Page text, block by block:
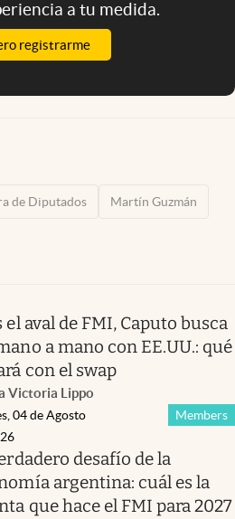
a tu medida.
registrarme
de Diputados Martín Guzmán
el aval de FMI, Caputo busca
a mano con EE.UU.: qué
con el swap
Victoria Lippo
Members
04 de Agosto
desafío de la
argentina: cuál es la
que hace el FMI para 2027